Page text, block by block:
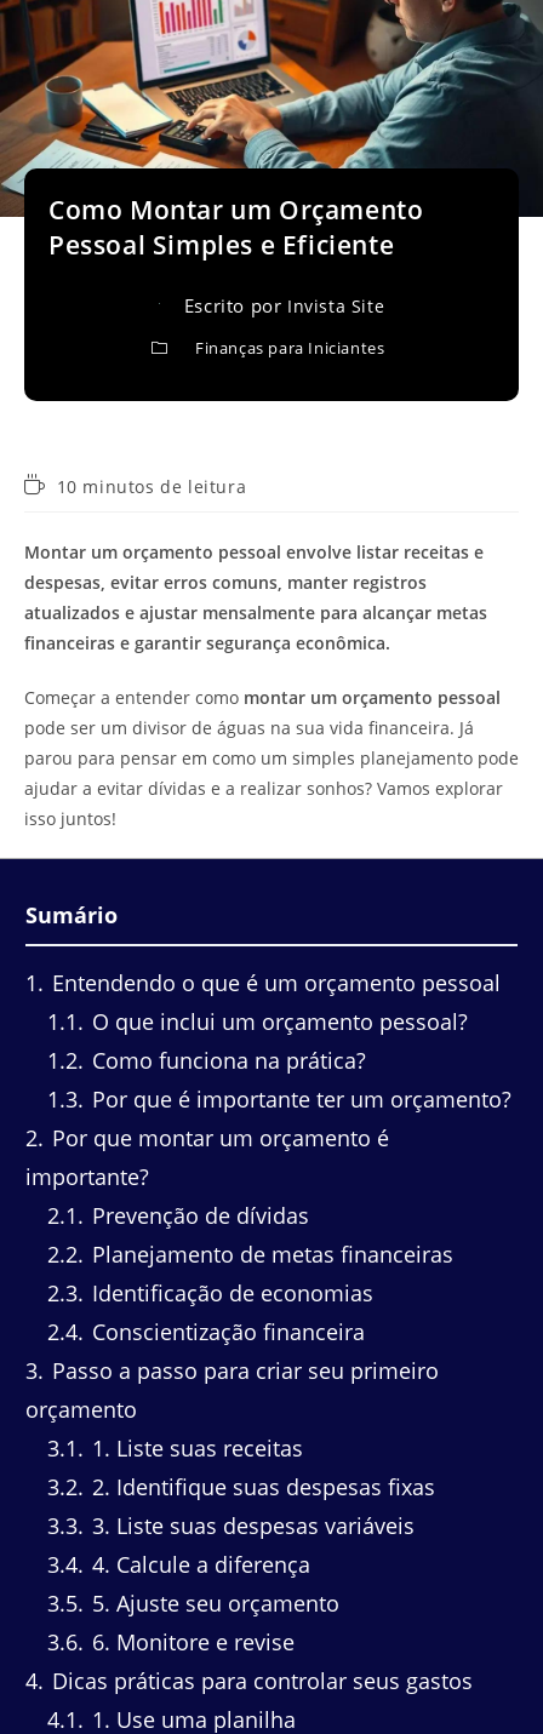
Como Montar um Orçamento
Pessoal Simples e Eficiente
Escrito por Invista Site
Finanças para Iniciantes
Tempo10 minutos de leitura
Montar um orçamento pessoal envolve listar receitas e
despesas, evitar erros comuns, manter registros
atualizados e ajustar mensalmente para alcançar metas
financeiras e garantir segurança econômica.
Começar a entender como montar um orçamento pessoal
pode ser um divisor de águas na sua vida financeira. Já
parou para pensar em como um simples planejamento pode
ajudar a evitar dívidas e a realizar sonhos? Vamos explorar
isso juntos!
Sumário
1
Entendendo o que é um orçamento pessoal
1.1
O que inclui um orçamento pessoal?
1.2 Como funciona na prática?
1.3 Por que é importante ter um orçamento?
2 Por que montar um orçamento é
importante?
2.1
Prevenção de dívidas
2.2 Planejamento de metas financeiras
2.3 Identificação de economias
2.4 Conscientização financeira
3 Passo a passo para criar seu primeiro
orçamento
3.1
1. Liste suas receitas
3.2 2. Identifique suas despesas fixas
3.3 3. Liste suas despesas variáveis
3.4 4. Calcule a diferença
3.5 5. Ajuste seu orçamento
3.6 6. Monitore e revise
4 Dicas práticas para controlar seus gastos
4.1
1. Use uma planilha